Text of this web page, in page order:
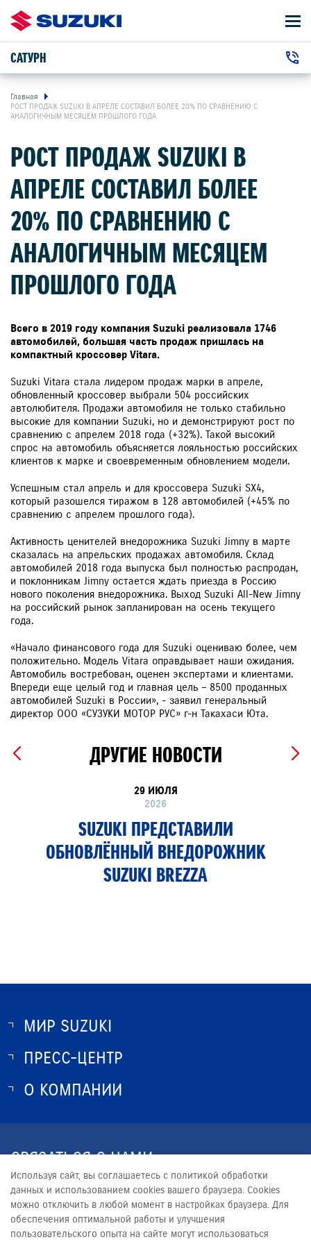
САТУРН
г. Челябинск, Молодогвардейцев улица, 2
АВТОМОБИЛИ
ВЛАДЕЛЬЦАМ
КОНТАКТЫ
НОВОСТИ
ЗАКАЗАТЬ ЗВОНОК
Главная
РОСТ ПРОДАЖ SUZUKI В АПРЕЛЕ СОСТАВИЛ БОЛЕЕ 20% ПО СРАВНЕНИЮ С
АНАЛОГИЧНЫМ МЕСЯЦЕМ ПРОШЛОГО ГОДА
РОСТ ПРОДАЖ SUZUKI В
АПРЕЛЕ СОСТАВИЛ БОЛЕЕ
20% ПО СРАВНЕНИЮ С
АНАЛОГИЧНЫМ МЕСЯЦЕМ
ПРОШЛОГО ГОДА
Всего в 2019 году компания Suzuki реализовала 1746
автомобилей, большая часть продаж пришлась на
компактный кроссовер Vitara.
Suzuki Vitara стала лидером продаж марки в апреле,
обновленный кроссовер выбрали 504 российских
автолюбителя. Продажи автомобиля не только стабильно
высокие для компании Suzuki, но и демонстрируют рост по
сравнению с апрелем 2018 года (+32%). Такой высокий
спрос на автомобиль объясняется лояльностью российских
клиентов к марке и своевременным обновлением модели.
Успешным стал апрель и для кроссовера Suzuki SX4,
который разошелся тиражом в 128 автомобилей (+45% по
сравнению с апрелем прошлого года).
Активность ценителей внедорожника Suzuki Jimny в марте
сказалась на апрельских продажах автомобиля. Склад
автомобилей 2018 года выпуска был полностью распродан,
и поклонникам Jimny остается ждать приезда в Россию
нового поколения внедорожника. Выход Suzuki All-New Jimny
на российский рынок запланирован на осень текущего
года.
«Начало финансового года для Suzuki оцениваю более, чем
положительно. Модель Vitara оправдывает наши ожидания.
Автомобиль востребован, оценен экспертами и клиентами.
Впереди еще целый год и главная цель – 8500 проданных
автомобилей Suzuki в России», - заявил генеральный
директор ООО «СУЗУКИ МОТОР РУС» г-н Такахаси Юта.
ДРУГИЕ НОВОСТИ
29 ИЮЛЯ
2026
SUZUKI ПРЕДСТАВИЛИ
ОБНОВЛЁННЫЙ ВНЕДОРОЖНИК
SUZUKI BREZZA
МИР SUZUKI
О SUZUKI
ОПТОВЫЕ ПРОДАЖИ ЗАПЧАСТЕЙ
ПРЕСС-ЦЕНТР
НОВОСТИ
О КОМПАНИИ
СВЯЗАТЬСЯ С НАМИ
+7 (351) 220-13-99
OP_ALLIANCE@SATURN2.RU
Используя сайт, вы соглашаетесь с политикой обработки
данных и использованием cookies вашего браузера. Cookies
можно отключить в любой момент в настройках браузера. Для
обеспечения оптимальной работы и улучшения
пользовательского опыта на сайте могут использоваться